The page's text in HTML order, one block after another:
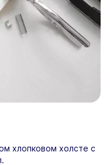
хлопковом холсте с